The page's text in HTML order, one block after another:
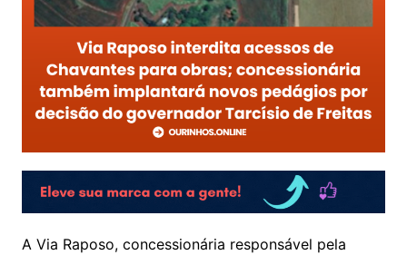
A Via Raposo, concessionária responsável pela